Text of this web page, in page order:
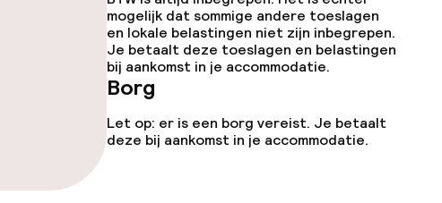
mogelijk dat sommige andere toeslagen
en lokale belastingen niet zijn inbegrepen.
Je betaalt deze toeslagen en belastingen
bij aankomst in je accommodatie.
Borg
Let op: er is een borg vereist. Je betaalt
deze bij aankomst in je accommodatie.